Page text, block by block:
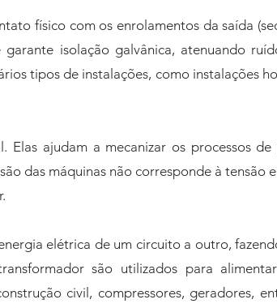
físico com os enrolamentos da saída
isolação galvânica, atenuando
tipos de instalações, como instalações
Elas ajudam a mecanizar os processos de
das máquinas não corresponde à tensão
elétrica de um circuito a outro,
são utilizados para
civil, compressores, geradores,